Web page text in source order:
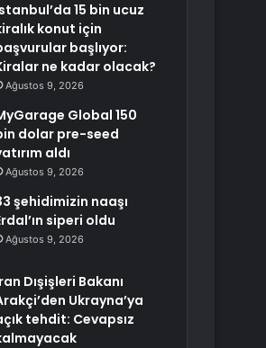
15 bin ucuz
konut için
başlıyor:
ne kadar olacak?
Ağustos 9, 2026
Global 150
dolar pre-seed
aldı
Ağustos 9, 2026
şehidimizin naaşı
siperi oldu
Ağustos 9, 2026
Dışişleri Bakanı
Ukrayna’ya
tehdit: Cevapsız